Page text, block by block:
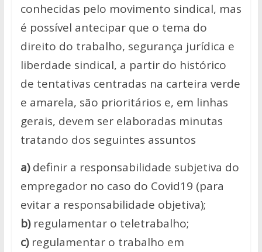
conhecidas pelo movimento sindical, mas
é possível antecipar que o tema do
direito do trabalho, segurança jurídica e
liberdade sindical, a partir do histórico
de tentativas centradas na carteira verde
e amarela, são prioritários e, em linhas
gerais, devem ser elaboradas minutas
tratando dos seguintes assuntos
a)definir a responsabilidade subjetiva do
empregador no caso do Covid19 (para
evitar a responsabilidade objetiva);
b)regulamentar o teletrabalho;
c)regulamentar o trabalho em